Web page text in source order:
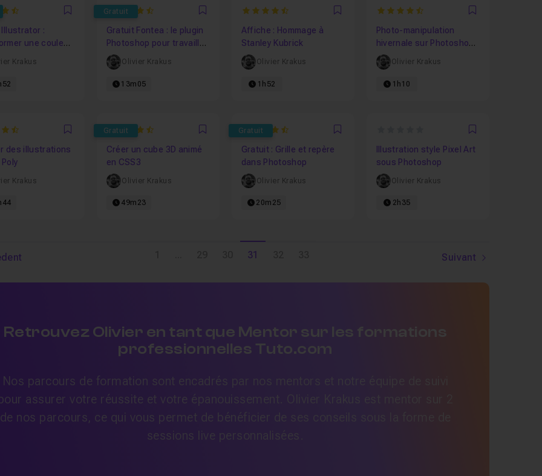
Favori
:
une couleur
Krakus
Gratuit
4.6666666666667 Favori
Gratuit Fontea : le plugin
Photoshop pour travailler
avec Google Fonts
Olivier Krakus
13m05
4.6666666666667 Favori
Affiche : Hommage à
Stanley Kubrick
Olivier Krakus
1h52
4.8333333333333 Favori
Photo-manipulation
hivernale sur Photoshop :
Winter is beautiful
Olivier Krakus
1h10
Favori
des illustrations
Krakus
Gratuit
4.3 Favori
Créer un cube 3D animé
en CSS3
Olivier Krakus
49m23
Gratuit
4.6363636363636 Favori
Gratuit : Grille et repère
dans Photoshop
Olivier Krakus
20m25
Favori
Illustration style Pixel Art
sous Photoshop
Olivier Krakus
2h35
31 Suivant
Retrouvez Olivier en tant que Mentor sur les formations
professionnelles Tuto.com
Nos parcours de formation sont encadrés par nos mentors et notre équipe de suivi
assurer votre réussite et votre épanouissement. Olivier Krakus est mentor sur 2
de nos parcours, ce qui vous permet de bénéficier de ses conseils sous la forme de
sessions live personnalisées.